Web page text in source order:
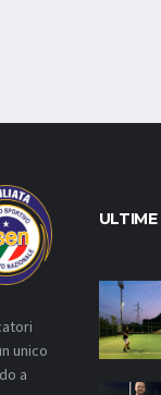
unico
a